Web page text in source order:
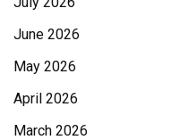
June 2026
May 2026
April 2026
March 2026